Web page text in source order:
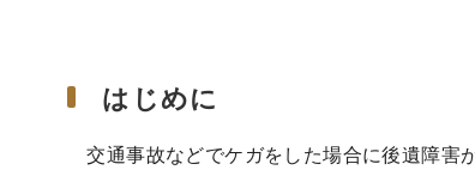
はじめに
交通事故などでケガをした場合に後遺障害